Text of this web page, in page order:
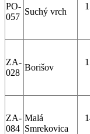
PO-
057
Suchý vrch
ZA-
028
Borišov
ZA-
084
Malá
Smrekovica